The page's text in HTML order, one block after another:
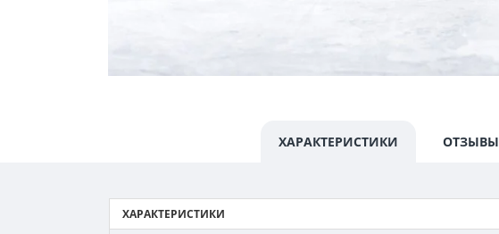
ХАРАКТЕРИСТИКИ ОТЗЫВЫ
ХАРАКТЕРИСТИКИ